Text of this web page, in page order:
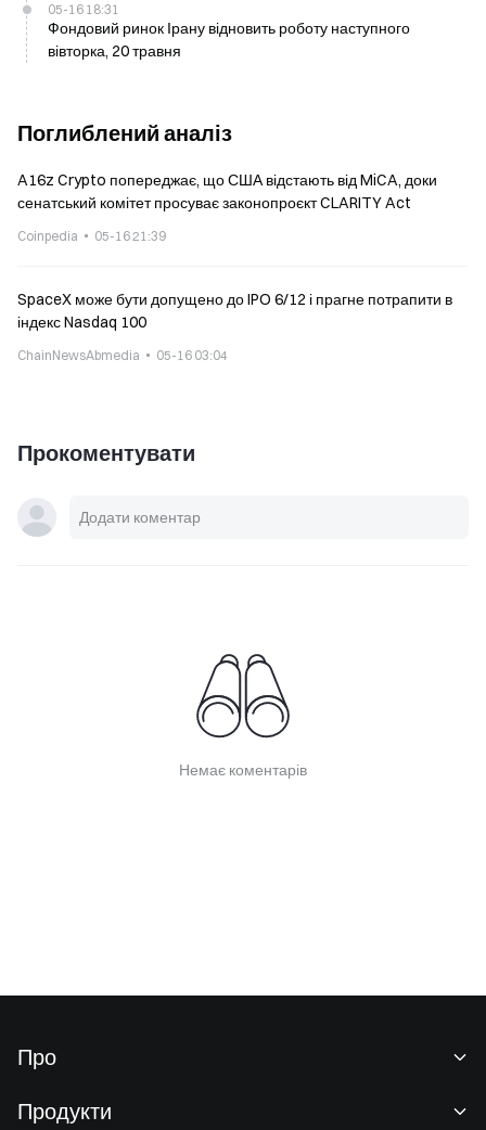
05-16 18:31
Фондовий ринок Ірану відновить роботу наступного
вівторка, 20 травня
Поглиблений аналіз
A16z Crypto попереджає, що США відстають від MiCA, доки
сенатський комітет просуває законопроєкт CLARITY Act
Coinpedia 05-16 21:39
SpaceX може бути допущено до IPO 6/12 і прагне потрапити в
індекс Nasdaq 100
ChainNewsAbmedia 05-16 03:04
Прокоментувати
Немає коментарів
Про
Продукти